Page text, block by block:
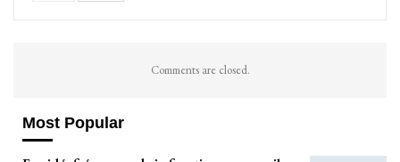
Comments are closed.
Most Popular